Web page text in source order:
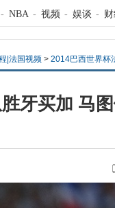
- NBA - 视频 - 娱谈 -
|法国视频 > 2014巴西世界杯
牙买加 马